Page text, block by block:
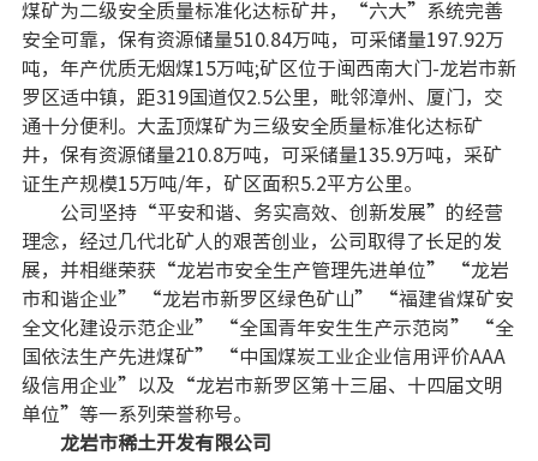
煤矿为二级安全质量标准化达标矿井，“六大”系统完善
安全可靠，保有资源储量510.84万吨，可采储量197.92万
吨，年产优质无烟煤15万吨;矿区位于闽西南大门-龙岩市新
罗区适中镇，距319国道仅2.5公里，毗邻漳州、厦门，交
通十分便利。大盂顶煤矿为三级安全质量标准化达标矿
井，保有资源储量210.8万吨，可采储量135.9万吨，采矿
证生产规模15万吨/年，矿区面积5.2平方公里。
公司坚持“平安和谐、务实高效、创新发展”的经营
理念，经过几代北矿人的艰苦创业，公司取得了长足的发
展，并相继荣获“龙岩市安全生产管理先进单位” “龙岩
市和谐企业” “龙岩市新罗区绿色矿山” “福建省煤矿安
全文化建设示范企业” “全国青年安生生产示范岗” “全
国依法生产先进煤矿” “中国煤炭工业企业信用评价AAA
级信用企业”以及“龙岩市新罗区第十三届、十四届文明
单位”等一系列荣誉称号。
龙岩市稀土开发有限公司